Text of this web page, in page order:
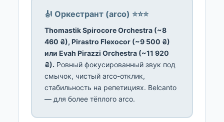
🎻 Оркестрант (arco) ⭐⭐⭐
Thomastik Spirocore Orchestra (~8
460 ₴), Pirastro Flexocor (~9 500 ₴)
или Evah Pirazzi Orchestra (~11 920
₴). Ровный фокусированный звук под
смычок, чистый arco-отклик,
стабильность на репетициях. Belcanto
— для более тёплого arco.